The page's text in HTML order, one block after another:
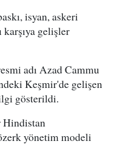
isyan, askeri
gelişler
adı Azad Cammu
Keşmir'de gelişen
gösterildi.
Hindistan
yönetim modeli